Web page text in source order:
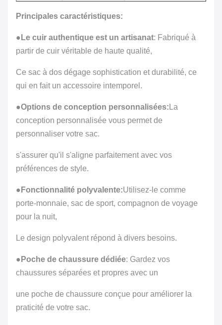
Matériel
100% de cuir
Couleur
Couleur
Acceptez le
personnalisé
Qualité
Qualité
Principales caractéristiques:
● Le cuir authentique est un artisanat: Fabriqué à
partir de cuir véritable de haute qualité,
Ce sac à dos dégage sophistication et durabilité, ce
qui en fait un accessoire intemporel.
●Options de conception personnalisées: La
conception personnalisée vous permet de
personnaliser votre sac.
s'assurer qu'il s'aligne parfaitement avec vos
préférences de style.
● Fonctionnalité polyvalente:Utilisez-le comme
porte-monnaie, sac de sport, compagnon de voyage
pour la nuit,
Le design polyvalent répond à divers besoins.
● Poche de chaussure dédiée: Gardez vos
chaussures séparées et propres avec un
une poche de chaussure conçue pour améliorer la
praticité de votre sac.